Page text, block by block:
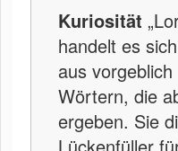
Kuriosität
handelt es
aus
Wörtern, die
ergeben. Sie